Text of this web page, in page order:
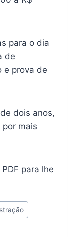
para o dia
de
e prova de
dois anos,
mais
para lhe